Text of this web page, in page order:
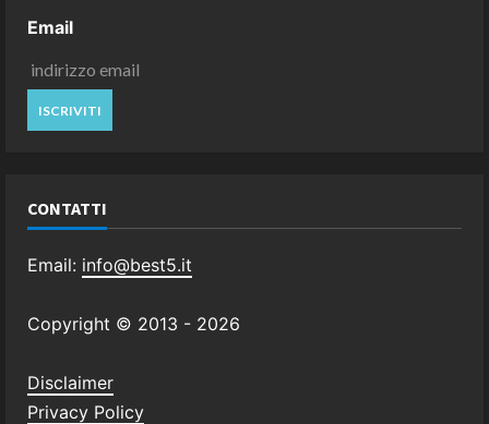
Email
CONTATTI
Email: info@best5.it
Copyright © 2013 - 2026
Disclaimer
Privacy Policy